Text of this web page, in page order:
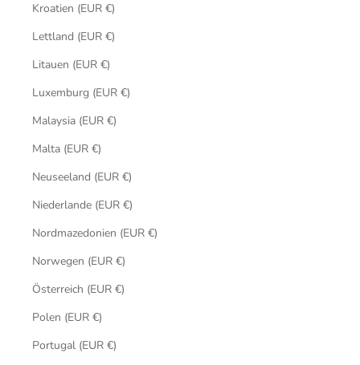
Kroatien (EUR €)
Lettland (EUR €)
Litauen (EUR €)
Luxemburg (EUR €)
Malaysia (EUR €)
Malta (EUR €)
Neuseeland (EUR €)
Niederlande (EUR €)
Nordmazedonien (EUR €)
Norwegen (EUR €)
Österreich (EUR €)
Polen (EUR €)
Portugal (EUR €)